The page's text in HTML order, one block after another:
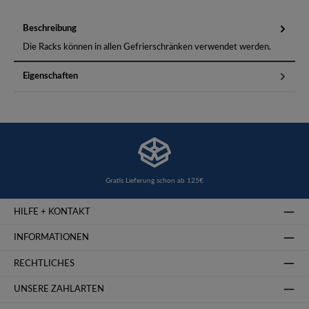
Beschreibung
Die Racks können in allen Gefrierschränken verwendet werden.
Eigenschaften
Gratis Lieferung schon ab 125€
HILFE + KONTAKT
INFORMATIONEN
RECHTLICHES
UNSERE ZAHLARTEN